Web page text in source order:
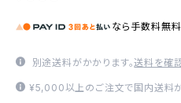
なら 手数料無
別途送料がかかります。送料を確
¥5,000以上のご注文で国内送料が